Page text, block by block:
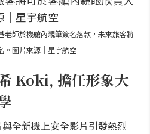
老師於機艙內親筆簽名落款，未來旅客將
。圖片來源｜星宇航空
Kōki, 擔任形象大
全新機上安全影片引發熱烈